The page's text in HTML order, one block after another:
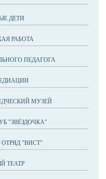
ДЕТИ
РАБОТА
ПЕДАГОГА
МУЗЕЙ
"ЗВЁЗДОЧКА"
"ВИСТ"
ТЕАТР